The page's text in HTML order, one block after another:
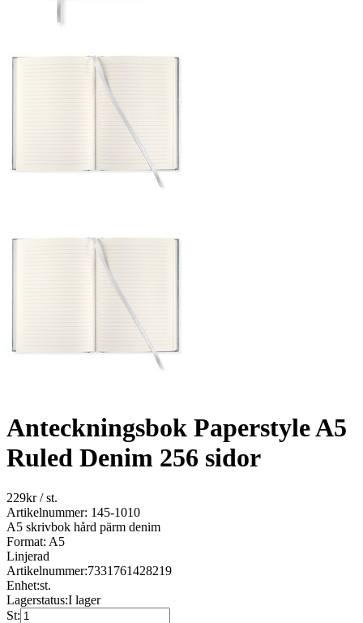
Anteckningsbok Paperstyle A5
Ruled Denim 256 sidor
229kr/ st.
Artikelnummer: 145-1010
A5 skrivbok hård pärm denim
Format: A5
Linjerad
Artikelnummer:7331761428219
Enhet:st.
Lagerstatus:I lager
St: